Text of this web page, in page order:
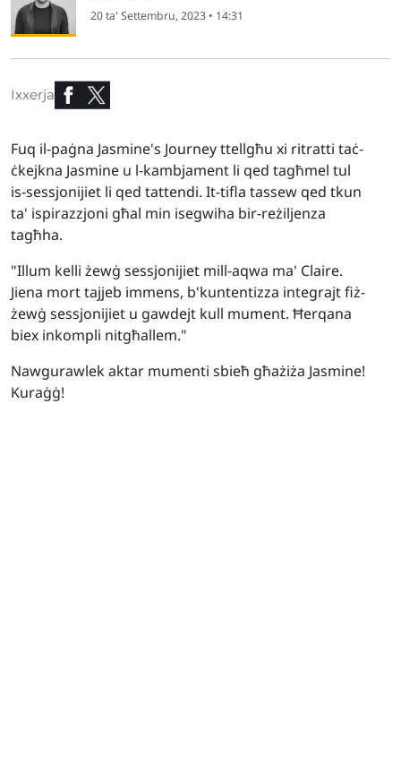
20 ta' Settembru, 2023 • 14:31
Ixxerja
Fuq il-paġna Jasmine's Journey ttellgħu xi ritratti taċ-
ċkejkna Jasmine u l-kambjament li qed tagħmel tul
is-sessjonijiet li qed tattendi. It-tifla tassew qed tkun
ta' ispirazzjoni għal min isegwiha bir-reżiljenza
tagħha.
"Illum kelli żewġ sessjonijiet mill-aqwa ma' Claire.
Jiena mort tajjeb immens, b'kuntentizza integrajt fiż-
żewġ sessjonijiet u gawdejt kull mument. Ħerqana
biex inkompli nitgħallem."
Nawgurawlek aktar mumenti sbieħ għażiża Jasmine!
Kuraġġ!